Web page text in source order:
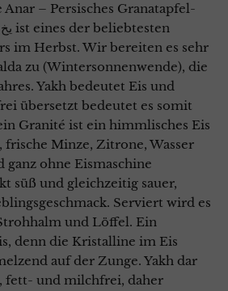
Anar – Persisches Granatapfel-
im Herbst. Wir bereiten es sehr
zu (Wintersonnenwende), die
Yakh bedeutet Eis und
übersetzt bedeutet es somit
Granité ist ein himmlisches Eis
frische Minze, Zitrone, Wasser
ganz ohne Eismaschine
süß und gleichzeitig sauer,
Serviert wird es
und Löffel. Ein
denn die Kristalline im Eis
auf der Zunge. Yakh dar
fett- und milchfrei, daher